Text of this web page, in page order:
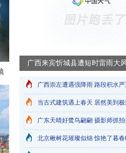
广西来宾忻城县遭短时雷雨大
广西崇左遭遇强降雨 路段积水
当古式建筑遇上春天 居然美到
广东天晴好鹭鸟翩翩 摄影师抓拍
北京楸树花璀璨似锦 惊艳了暮